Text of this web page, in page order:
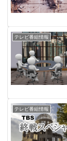
テレビ番組情報
テレビ番組情報